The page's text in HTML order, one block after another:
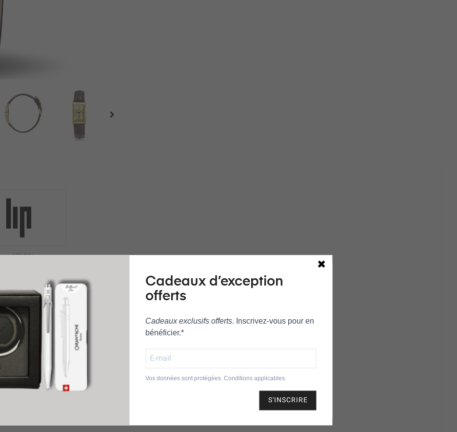
671006
Cadeaux d’exception
offerts
Cadeaux exclusifs offerts. Inscrivez‑vous pour en
bénéficier.*
Vos données sont protégées. Conditions applicables.
S'INSCRIRE